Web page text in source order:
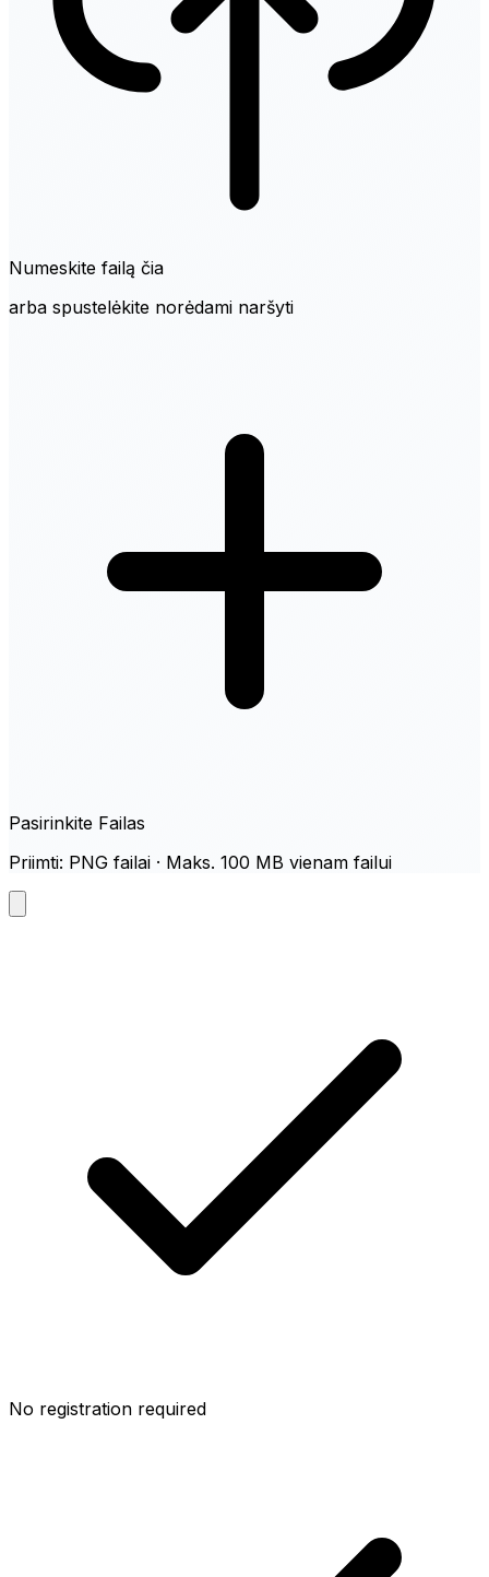
Numeskite failą čia
arba spustelėkite norėdami naršyti
Pasirinkite Failas
Priimti: PNG failai · Maks. 100 MB vienam failui
No registration required